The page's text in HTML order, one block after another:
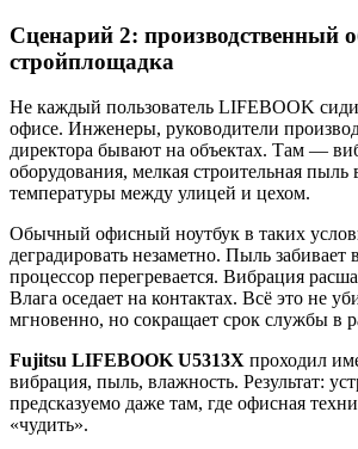
Сценарий 2: производственный
стройплощадка
Не каждый пользователь LIFEBOOK
офисе. Инженеры, руководители
директора бывают на объектах. Там —
оборудования, мелкая строительная пыль
температуры между улицей и цехом.
Обычный офисный ноутбук в таких
деградировать незаметно. Пыль
процессор перегревается. Вибрация
Влага оседает на контактах. Всё это не
мгновенно, но сокращает срок службы в
Fujitsu LIFEBOOK U5313X проходил
вибрация, пыль, влажность. Результат:
предсказуемо даже там, где офисная
«чудить».